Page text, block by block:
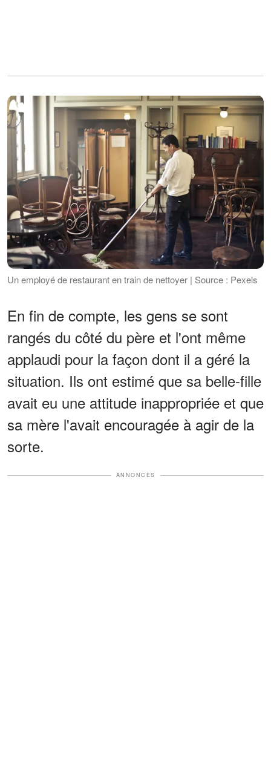
Un employé de restaurant en train de nettoyer | Source : Pexels
En fin de compte, les gens se sont
rangés du côté du père et l'ont même
applaudi pour la façon dont il a géré la
situation. Ils ont estimé que sa belle-fille
avait eu une attitude inappropriée et que
sa mère l'avait encouragée à agir de la
sorte.
ANNONCES